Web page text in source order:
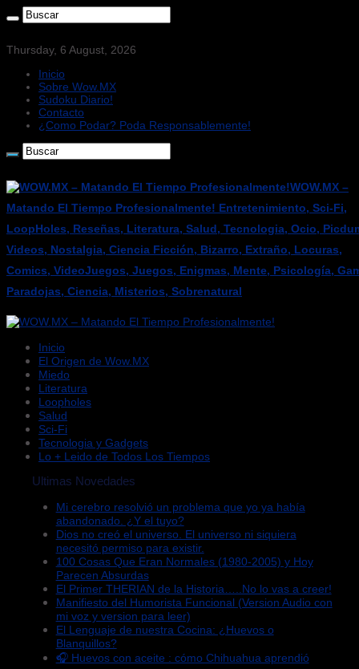
Thursday, 6 August, 2026
Inicio
Sobre Wow.MX
Sudoku Diario!
Contacto
¿Como Podar? Poda Responsablemente!
WOW.MX –
Matando El Tiempo Profesionalmente! Entretenimiento, Sci-Fi,
LoopHoles, Reseñas, Literatura, Salud, Tecnologia, Ocio,
Videos, Nostalgia, Ciencia Ficción, Bizarro, Extraño, Locuras,
Comics, VideoJuegos, Juegos, Enigmas, Mente, Psicología,
Paradojas, Ciencia, Misterios, Sobrenatural
Inicio
El Origen de Wow.MX
Miedo
Literatura
Loopholes
Salud
Sci-Fi
Tecnologia y Gadgets
Lo + Leido de Todos Los Tiempos
Ultimas Novedades
Mi cerebro resolvió un problema que yo ya había
abandonado. ¿Y el tuyo?
Dios no creó el universo. El universo ni siquiera
necesitó permiso para existir.
100 Cosas Que Eran Normales (1980-2005) y Hoy
Parecen Absurdas
El Primer THERIAN de la Historia…..No lo vas a creer!
Manifiesto del Humorista Funcional (Version Audio con
mi voz y version para leer)
El Lenguaje de nuestra Cocina: ¿Huevos o
Blanquillos?
🎧 Huevos con aceite : cómo Chihuahua aprendió